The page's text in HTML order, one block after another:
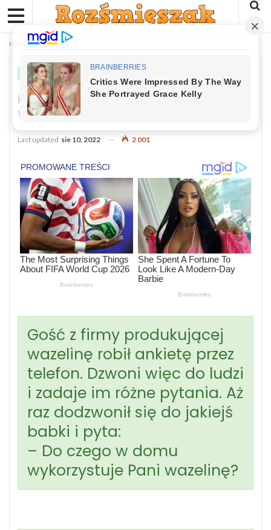
Home Dowcipy
DOWCIPY
Kawał: O Gościu Z Firmy Produkującej
Wazelinę
Last updated sie 10, 2022 2 001
Gość z firmy produkującej
wazelinę robił ankietę przez
telefon. Dzwoni więc do ludzi
i zadaje im różne pytania. Aż
raz dodzwonił się do jakiejś
babki i pyta:
– Do czego w domu
wykorzystuje Pani wazelinę?